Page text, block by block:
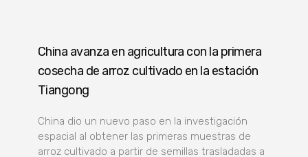
China avanza en agricultura con la primera
cosecha de arroz cultivado en la estación
Tiangong
China dio un nuevo paso en la investigación
espacial al obtener las primeras muestras de
arroz cultivado a partir de semillas trasladadas a